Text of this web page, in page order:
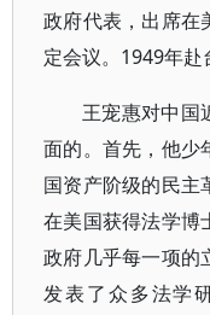
政府代表，出席在
定会议。1949年赴
王宠惠对中国
面的。首先，他少
国资产阶级的民主
在美国获得法学博
政府几乎每一项的
发表了众多法学